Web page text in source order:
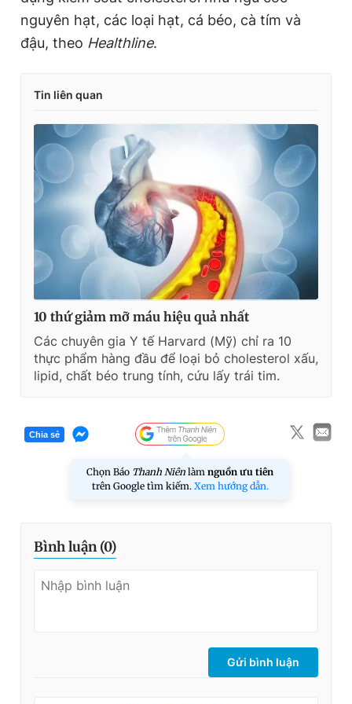
nguyên hạt, các loại hạt, cá béo, cà tím và
đậu, theo Healthline.
Tin liên quan
10 thứ giảm mỡ máu hiệu quả nhất
Các chuyên gia Y tế Harvard (Mỹ) chỉ ra 10
thực phẩm hàng đầu để loại bỏ cholesterol xấu,
lipid, chất béo trung tính, cứu lấy trái tim.
Chia sẻ
Chọn Báo Thanh Niên làm nguồn ưu tiên
trên Google tìm kiếm. Xem hướng dẫn.
Bình luận (0)
Gửi bình luận